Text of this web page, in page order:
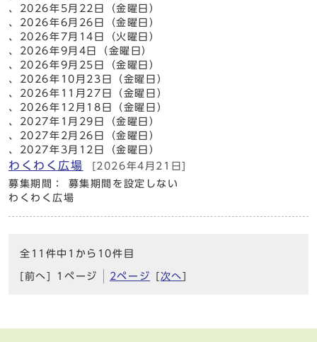
、2026年5月22日（金曜日）
、2026年6月26日（金曜日）
、2026年7月14日（火曜日）
、2026年9月4日（金曜日）
、2026年9月25日（金曜日）
、2026年10月23日（金曜日）
、2026年11月27日（金曜日）
、2026年12月18日（金曜日）
、2027年1月29日（金曜日）
、2027年2月26日（金曜日）
、2027年3月12日（金曜日）
わくわく広場 [2026年4月21日]
募集期間： 募集期間を設定しない
わくわく広場
全11件中1から10件目
[前へ] 1ページ 2ページ 次へ